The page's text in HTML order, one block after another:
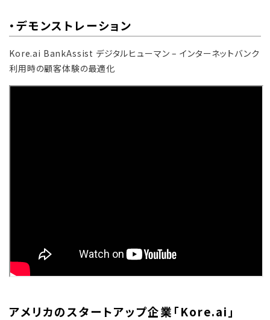
・デモンストレーション
Kore.ai BankAssist デジタルヒューマン – インターネットバンク
利用時の顧客体験の最適化
アメリカのスタートアップ企業「Kore.ai」